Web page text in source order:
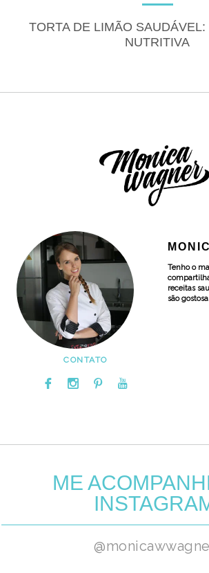
RECEITAS
TORTA DE LIMÃO
NUTRITIVA
Tenho o
receitas
são
CONTATO
ME